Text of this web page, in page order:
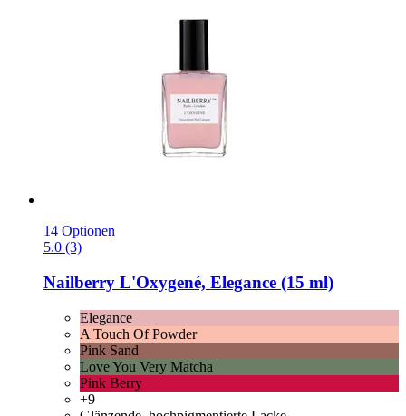
14 Optionen
5.0 (3)
Nailberry L'Oxygené, Elegance (15 ml)
Elegance
A Touch Of Powder
Pink Sand
Love You Very Matcha
Pink Berry
+9